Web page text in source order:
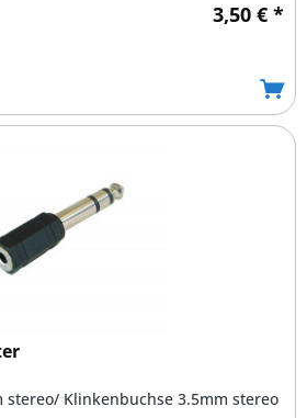
3,50 € *
stereo/ Klinkenbuchse 3.5mm stereo